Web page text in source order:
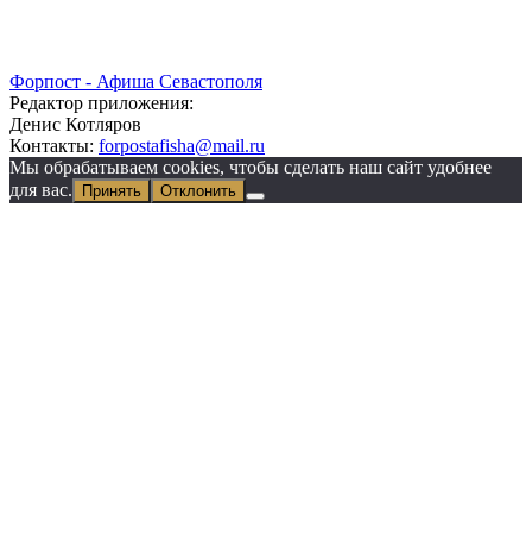
Форпост - Афиша Севастополя
Редактор приложения:
Денис Котляров
Контакты: forpostafisha@mail.ru
Мы обрабатываем cookies, чтобы сделать наш сайт удобнее
для вас.
Принять Отклонить